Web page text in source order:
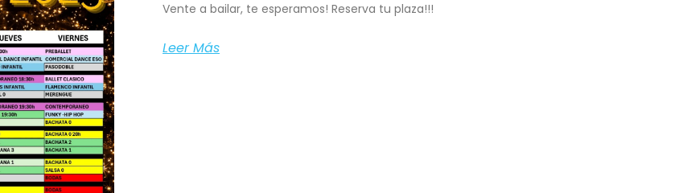
Vente a bailar, te esperamos! Reserva tu plaza!!!
Leer Más